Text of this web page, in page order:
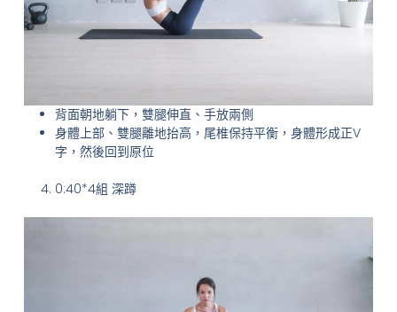
背面朝地躺下，雙腿伸直、手放兩側
身體上部、雙腿離地抬高，尾椎保持平衡，身體形成正V
字，然後回到原位
0:40*4組 深蹲